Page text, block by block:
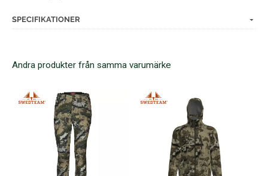
SPECIFIKATIONER
Andra produkter från samma varumärke